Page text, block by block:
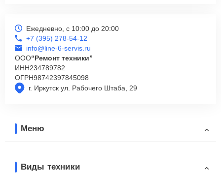
г. Иркутск ул. Рабочего Штаба, 29
Ежедневно, с 10:00 до 20:00
+7 (395) 278-54-12
info@line-6-servis.ru
ООО“Ремонт техники”
ИНН234789782
ОГРН98742397845098
Меню
Виды техники